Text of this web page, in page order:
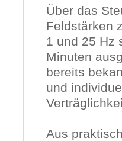
Über das
Feldstärken
1 und 25 Hz
Minuten
bereits
und
Aus